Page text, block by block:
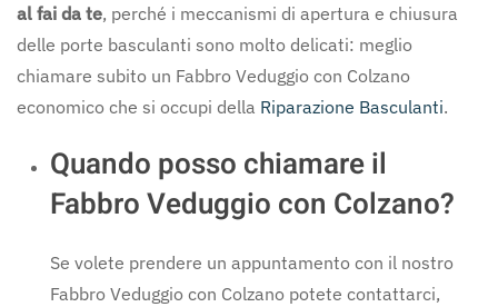
al fai da te, perché i meccanismi di apertura e chiusura
delle porte basculanti sono molto delicati: meglio
chiamare subito un Fabbro Veduggio con Colzano
economico che si occupi della Riparazione Basculanti.
Quando posso chiamare il
Fabbro Veduggio con Colzano?
Se volete prendere un appuntamento con il nostro
Fabbro Veduggio con Colzano potete contattarci,